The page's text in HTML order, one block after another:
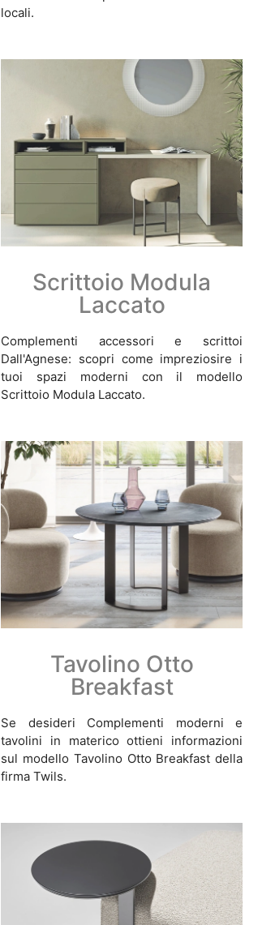
locali.
Scrittoio Modula
Laccato
Complementi accessori e scrittoi
Dall'Agnese: scopri come impreziosire i
tuoi spazi moderni con il modello
Scrittoio Modula Laccato.
Tavolino Otto
Breakfast
Se desideri Complementi moderni e
tavolini in materico ottieni informazioni
sul modello Tavolino Otto Breakfast della
firma Twils.